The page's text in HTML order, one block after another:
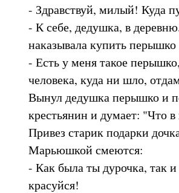
- Здравствуй, милый! Куда
- К себе, дедушка, в
наказывала купить
- Есть у меня такое
человека, куда ни шло,
Вынул дедушка перышко и
крестьянин и думает: "Что
Привез старик подарки
Марьюшкой смеются:
- Как была ты дурочка, так
красуйся!